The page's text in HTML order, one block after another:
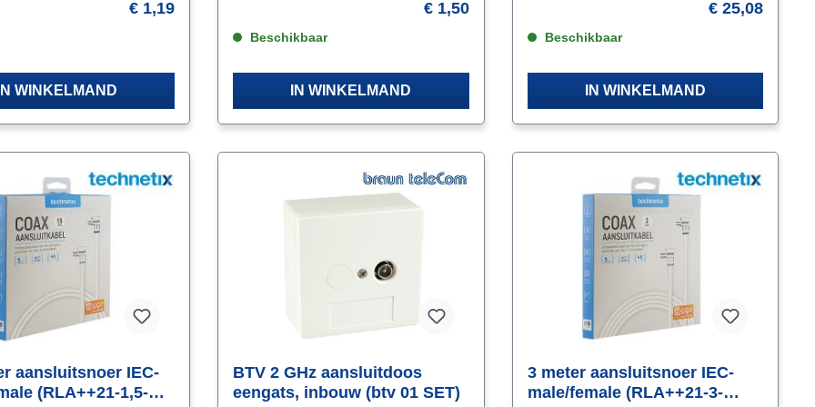
€ 1,19
IN WINKELMAND
de kabel gedrukt en met de VT150
compressietang rondom aangeknepen.
Hierdoor ontstaat een uitstekende 75
stoorstralingsdicht en vochtdicht.
€ 1,50
Beschikbaar
IN WINKELMAND
€ 25,08
Beschikbaar
IN WINKELMAND
aansluitsnoer IEC-
(RLA++21-1,5-
BTV 2 GHz aansluitdoos
eengats, inbouw (btv 01 SET)
3 meter aansluitsnoer IEC-
male/female (RLA++21-3-